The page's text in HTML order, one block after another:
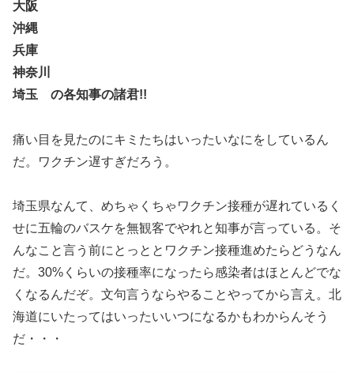
大阪
沖縄
兵庫
神奈川
埼玉 の各知事の諸君!!
痛い目を見たのにキミたちはいったいなにをしているん
だ。ワクチン遅すぎだろう。
埼玉県なんて、めちゃくちゃワクチン接種が遅れているく
せに五輪のバスケを無観客でやれと知事が言っている。そ
んなこと言う前にとっととワクチン接種進めたらどうなん
だ。30%くらいの接種率になったら感染者はほとんどでな
くなるんだぞ。文句言うならやることやってから言え。北
海道にいたってはいったいいつになるかもわからんそう
だ・・・